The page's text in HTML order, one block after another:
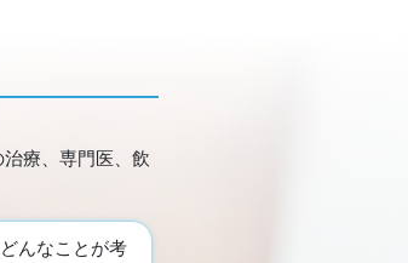
療、専門医、飲
んなことが考